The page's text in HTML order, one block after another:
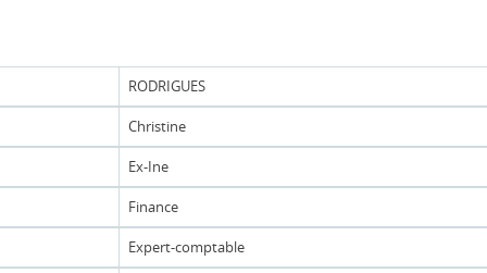
RODRIGUES
Christine
Ex-Ine
Finance
Expert-comptable